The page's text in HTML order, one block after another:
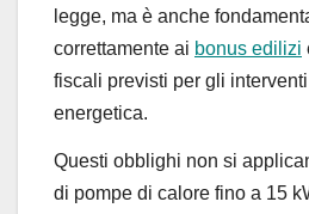
legge, ma è anche
correttamente ai bonus edilizi
fiscali previsti per gli
energetica.
Questi obblighi non si
di pompe di calore fino a 15